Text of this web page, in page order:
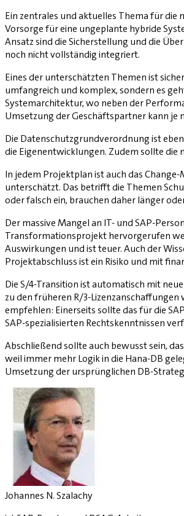
Ein zentrales und aktuelles Thema für
Vorsorge für eine ungeplante hybride
Ansatz sind die Sicherstellung und die
noch nicht vollständig integriert.
Eines der unterschätzten Themen ist
umfangreich und komplex, sondern es
Systemarchitektur, wo neben der
Umsetzung der Geschäftspartner kann je
Die Datenschutzgrundverordnung ist
die Eigenentwicklungen. Zudem sollte die
In jedem Projektplan ist auch das
unterschätzt. Das betrifft die Themen
oder falsch ein, brauchen daher länger
Der massive Mangel an IT- und SAP-
Transformationsprojekt hervorgerufen
Auswirkungen und ist teuer. Auch der
Projektabschluss ist ein Risiko und mit
Die S/4-Transition ist automatisch mit
zu den früheren R/3-
empfehlen: Einerseits sollte das für die
SAP-spezialisierten Rechtskenntnissen
Abschließend sollte auch bewusst sein,
weil immer mehr Logik in die Hana-DB
Umsetzung der ursprünglichen DB-
Johannes N. Szalachy